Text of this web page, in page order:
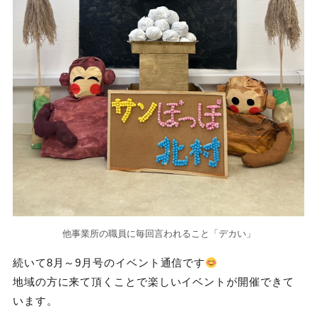
他事業所の職員に毎回言われること「デカい」
続いて8月～9月号のイベント通信です
地域の方に来て頂くことで楽しいイベントが開催できて
います。